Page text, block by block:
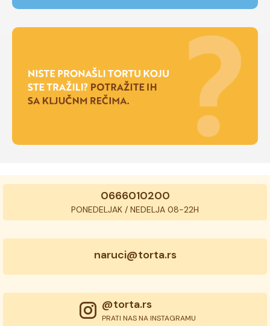
0666010200
PONEDELJAK / NEDELJA 08-22H
naruci@torta.rs
@torta.rs
PRATI NAS NA INSTAGRAMU